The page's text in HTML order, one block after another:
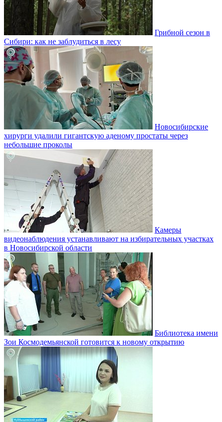
Грибной сезон в
Сибири: как не заблудиться в лесу
Новосибирские
хирурги удалили гигантскую аденому простаты через
небольшие проколы
Камеры
видеонаблюдения устанавливают на избирательных участках
в Новосибирской области
Библиотека имени
Зои Космодемьянской готовится к новому открытию